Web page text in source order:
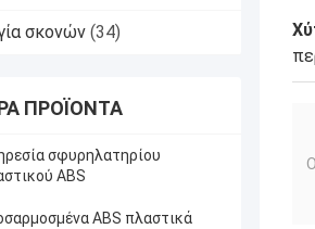
σκονών (34)
ΠΡΟΪΌΝΤΑ
σφυρηλατηρίου
ABS
ABS πλαστικά